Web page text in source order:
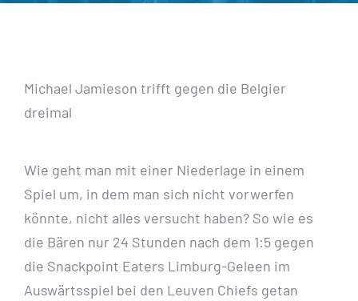
Michael Jamieson trifft gegen die Belgier
dreimal
Wie geht man mit einer Niederlage in einem
Spiel um, in dem man sich nicht vorwerfen
könnte, nicht alles versucht haben? So wie es
die Bären nur 24 Stunden nach dem 1:5 gegen
die Snackpoint Eaters Limburg-Geleen im
Auswärtsspiel bei den Leuven Chiefs getan